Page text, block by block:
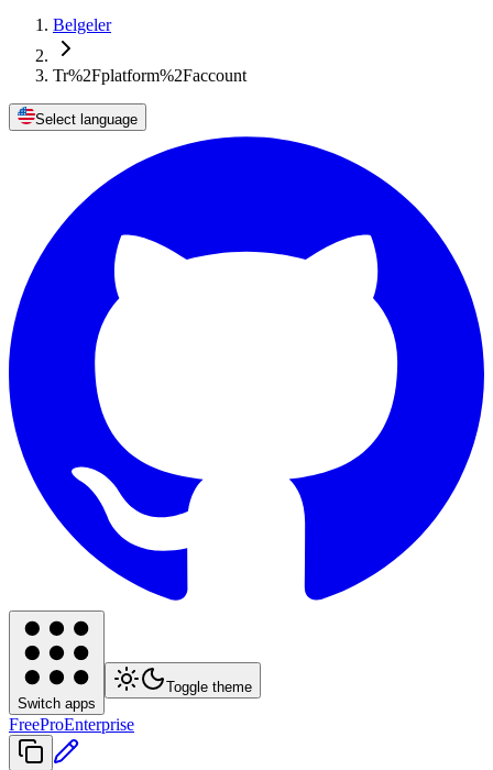
Belgeler
Tr%2Fplatform%2Faccount
Select language
Switch apps
Toggle theme
FreeProEnterprise